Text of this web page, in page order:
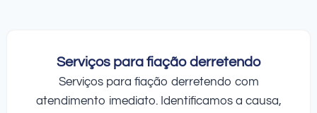
Serviços para fiação derretendo
Serviços para fiação derretendo com
atendimento imediato. Identificamos a causa,